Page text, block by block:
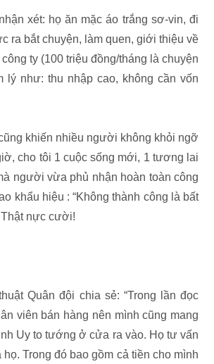
xét: họ ăn mặc áo trắng sơ-vin, đi
ra bắt chuyện, làm quen, giới thiệu về
ty (100 triệu đồng/tháng là chuyện
lý như: thu nhập cao, không cần vốn
khiến nhiều người không khỏi ngỡ
cho tôi 1 cuộc sống mới, 1 tương lai
người vừa phủ nhận hoàn toàn công
khẩu hiệu : “Không thành công là bất
Thật nực cười!
Quân đội chia sẻ: “Trong lần đọc
viên bán hàng nên mình cũng mang
Uy to tướng ở cửa ra vào. Họ tư vấn
Trong đó bao gồm cả tiền cho mình